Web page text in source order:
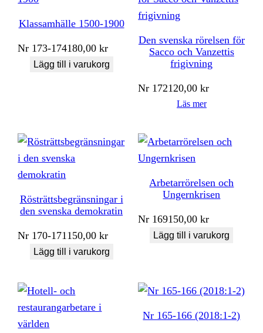
Klassamhälle 1500-1900
Nr 173-174180,00kr
Lägg till i varukorg
Den svenska rörelsen för
Sacco och Vanzettis
frigivning
Nr 172120,00kr
Läs mer
Rösträttsbegränsningar i
den svenska demokratin
Nr 170-171150,00kr
Lägg till i varukorg
Arbetarrörelsen och
Ungernkrisen
Nr 169150,00kr
Lägg till i varukorg
Nr 165-166 (2018:1-2)